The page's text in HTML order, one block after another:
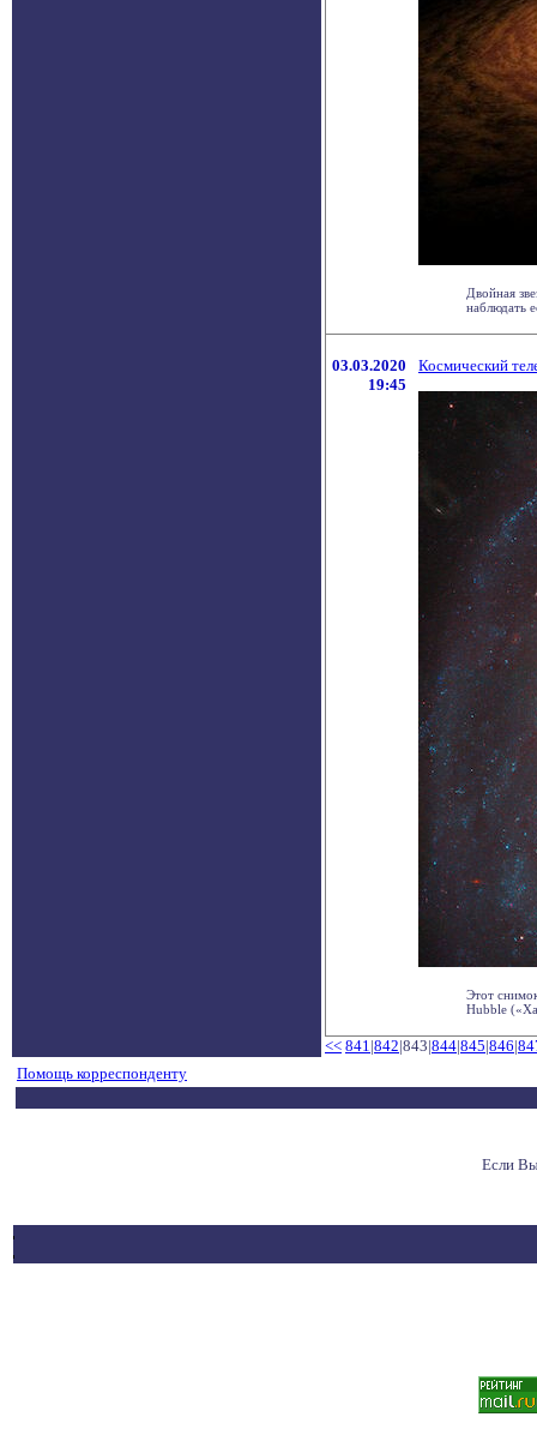
Двойная
наблюдать
03.03.2020
19:45
Космический
Этот
Hubble
<< 841|842|843|844|845|846|
Помощь корреспонденту
Если